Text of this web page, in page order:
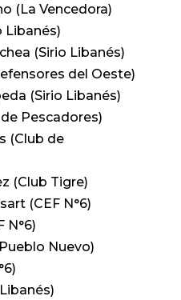
(La Vencedora)
Libanés)
(Sirio Libanés)
del Oeste)
(Sirio Libanés)
Pescadores)
(Club de
(Club Tigre)
(CEF N°6)
N°6)
Nuevo)